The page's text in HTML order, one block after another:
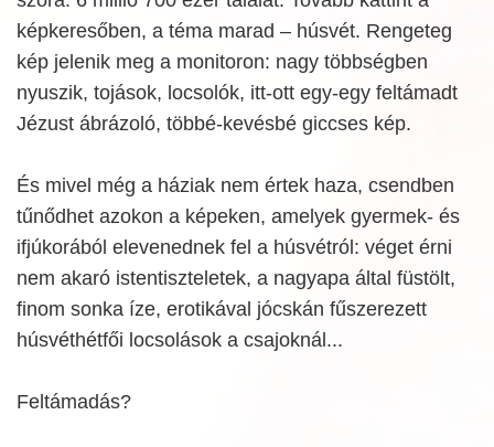
képkeresőben, a téma marad – húsvét. Rengeteg
kép jelenik meg a monitoron: nagy többségben
nyuszik, tojások, locsolók, itt-ott egy-egy feltámadt
Jézust ábrázoló, többé-kevésbé giccses kép.
És mivel még a háziak nem értek haza, csendben
tűnődhet azokon a képeken, amelyek gyermek- és
ifjúkorából elevenednek fel a húsvétról: véget érni
nem akaró istentiszteletek, a nagyapa által füstölt,
finom sonka íze, erotikával jócskán fűszerezett
húsvéthétfői locsolások a csajoknál...
Feltámadás?